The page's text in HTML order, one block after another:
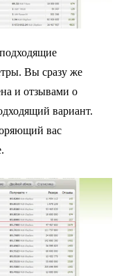
Вы сразу же
и отзывами о
вариант.
вас